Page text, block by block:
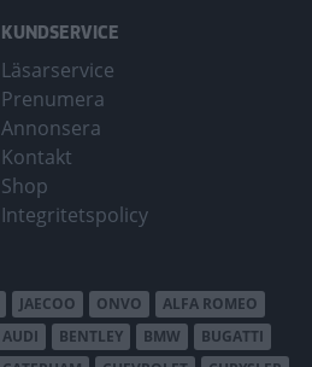
KUNDSERVICE
Läsarservice
Prenumera
Annonsera
Kontakt
Shop
Integritetspolicy
JAECOO ONVO
ALFA ROMEO
AUDI BENTLEY BMW
BUGATTI